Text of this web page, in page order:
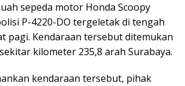
sepeda motor Honda Scoopy
P-4220-DO tergeletak di tengah
pagi. Kendaraan tersebut ditemukan
kilometer 235,8 arah Surabaya.
kendaraan tersebut, pihak